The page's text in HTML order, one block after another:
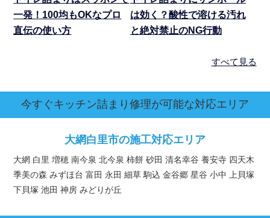
一発！100均もOKなプロ
直伝の使い方
は効く？酸性で溶ける汚れ
と絶対禁止のNG行動
すべて見る
今すぐキッチン詰まり修理が可能な対応エリア
大網白里市の施工対応エリア
大網 白里 増穂 南今泉 北今泉 柿餅 砂田 清名幸谷 養安寺 四天木
季美の森 みずほ台 富田 永田 細草 駒込 金谷郷 星谷 小中 上貝塚
下貝塚 池田 神房 みどりが丘